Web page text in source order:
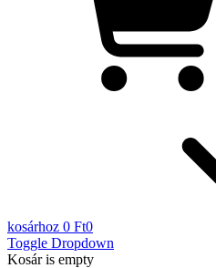
kosárhoz 0 Ft0
Toggle Dropdown
Kosáris empty